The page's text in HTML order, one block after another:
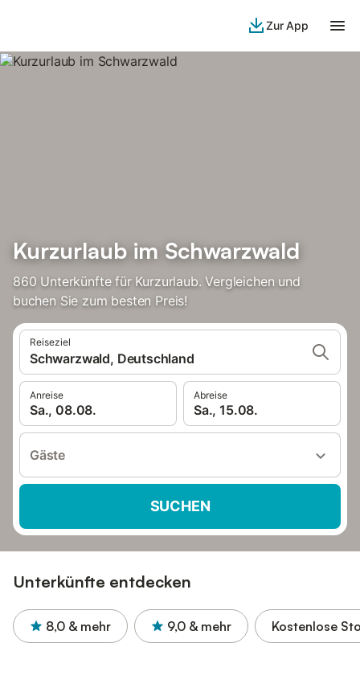
Zur App
Kurzurlaub im Schwarzwald
860 Unterkünfte für Kurzurlaub. Vergleichen und
buchen Sie zum besten Preis!
Reiseziel
Schwarzwald, Deutschland
Anreise
Sa., 08.08.
Abreise
Sa., 15.08.
Gäste
SUCHEN
Unterkünfte entdecken
8,0 & mehr 9,0 & mehr Kostenlose